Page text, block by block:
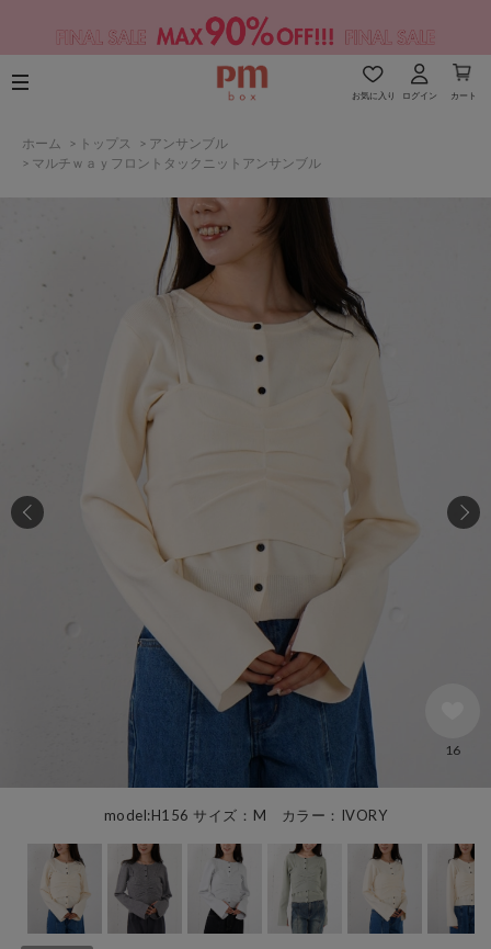
お気に入り ログイン カート
ホーム > トップス > アンサンブル
> マルチｗａｙフロントタックニットアンサンブル
model:H156 サイズ：M カラー：IVORY
16